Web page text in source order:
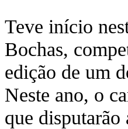
Teve início
Bochas,
edição de um
Neste ano, o
que